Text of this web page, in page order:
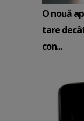
O nouă
tare
con...